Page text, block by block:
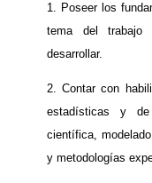
1. Poseer los
tema del trabajo
desarrollar.
2. Contar con
estadísticas y de
científica,
y metodologías